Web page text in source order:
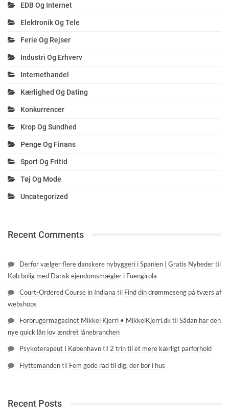
EDB Og Internet
Elektronik Og Tele
Ferie Og Rejser
Industri Og Erhverv
Internethandel
Kærlighed Og Dating
Konkurrencer
Krop Og Sundhed
Penge Og Finans
Sport Og Fritid
Tøj Og Mode
Uncategorized
Recent Comments
Derfor vælger flere danskere nybyggeri i Spanien | Gratis Nyhedertil
Køb bolig med Dansk ejendomsmægler i Fuengirola
Court-Ordered Course in Indiana til Find din drømmeseng på tværs af
webshops
Forbrugermagasinet Mikkel Kjerri • MikkelKjerri.dktilSådan har den
nye quick lån lov ændret lånebranchen
Psykoterapeut I Københavntil2 trin til et mere kærligt parforhold
Flyttemandentil Fem gode råd til dig, der bor i hus
Recent Posts